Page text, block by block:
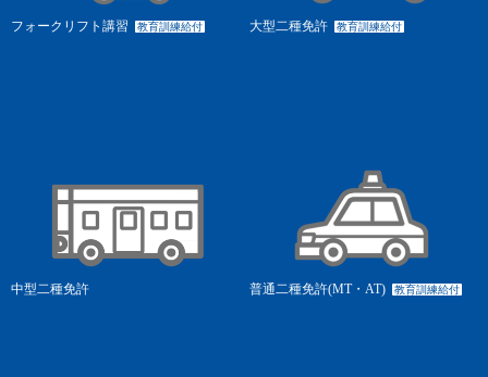
フォークリフト講習 教育訓練給付 大型二種免許 教育訓練給付
中型二種免許 普通二種免許(MT・AT) 教育訓練給付